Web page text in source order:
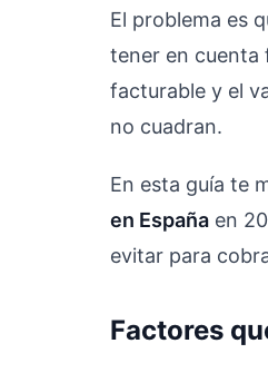
El problema es
tener en cuenta
facturable y el
no cuadran.
En esta guía te
en España en
evitar para
Factores